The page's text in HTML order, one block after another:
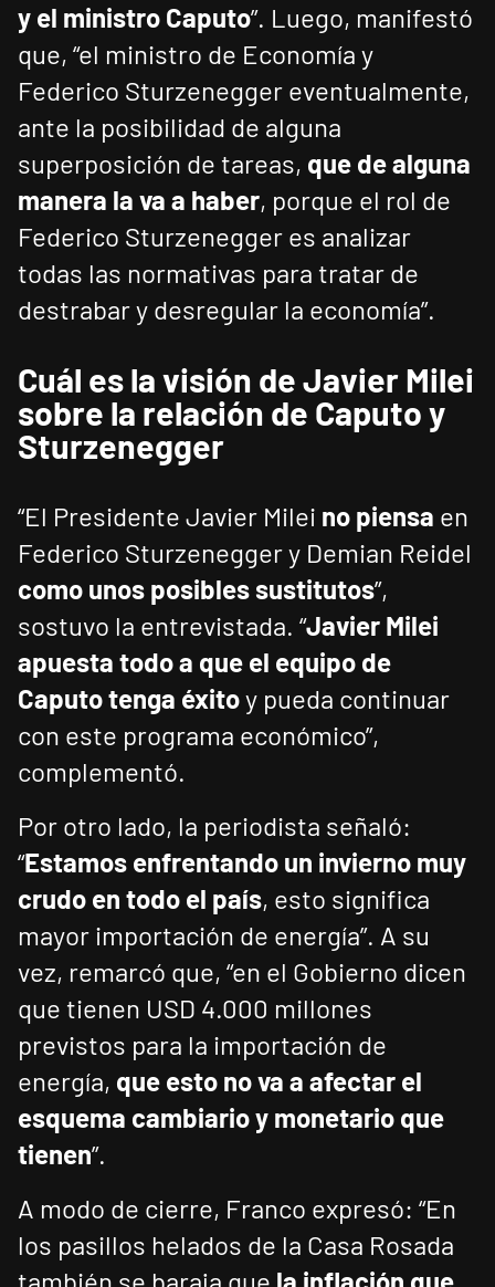
y el ministro Caputo”. Luego, manifestó
que, “el ministro de Economía y
Federico Sturzenegger eventualmente,
ante la posibilidad de alguna
superposición de tareas, que de alguna
manera la va a haber, porque el rol de
Federico Sturzenegger es analizar
todas las normativas para tratar de
destrabar y desregular la economía”.
Cuál es la visión de Javier Milei
sobre la relación de Caputo y
Sturzenegger
“El Presidente Javier Milei no piensa en
Federico Sturzenegger y Demian Reidel
como unos posibles sustitutos”,
sostuvo la entrevistada. “Javier Milei
apuesta todo a que el equipo de
Caputo tenga éxitoy pueda continuar
con este programa económico”,
complementó.
Por otro lado, la periodista señaló:
“Estamos enfrentando un invierno muy
crudo en todo el país, esto significa
mayor importación de energía”. A su
vez, remarcó que, “en el Gobierno dicen
que tienen USD 4.000 millones
previstos para la importación de
energía, que esto no va a afectar el
esquema cambiario y monetario que
tienen”.
A modo de cierre, Franco expresó: “En
los pasillos helados de la Casa Rosada